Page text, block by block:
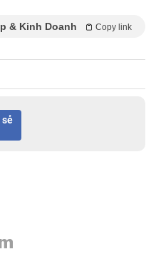
& Kinh Doanh Copy link
sẻ